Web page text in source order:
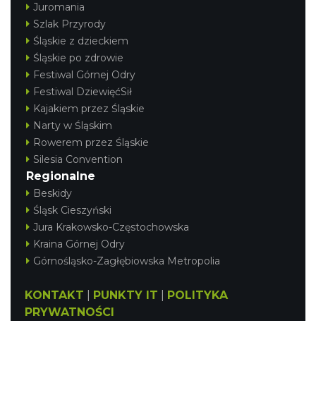
Juromania
Szlak Przyrody
Śląskie z dzieckiem
Śląskie po zdrowie
Festiwal Górnej Odry
Festiwal DziewięćSił
Kajakiem przez Śląskie
Narty w Śląskim
Rowerem przez Śląskie
Silesia Convention
Regionalne
Beskidy
Śląsk Cieszyński
Jura Krakowsko-Częstochowska
Kraina Górnej Odry
Górnośląsko-Zagłębiowska Metropolia
KONTAKT PUNKTY IT
POLITYKA
PRYWATNOŚCI